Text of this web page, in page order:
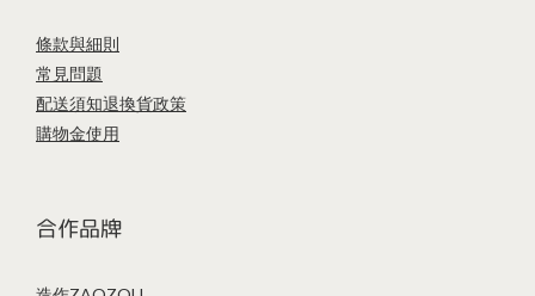
條款與細則
常見問題
配送須知退換貨政策
購物金使用
合作品牌